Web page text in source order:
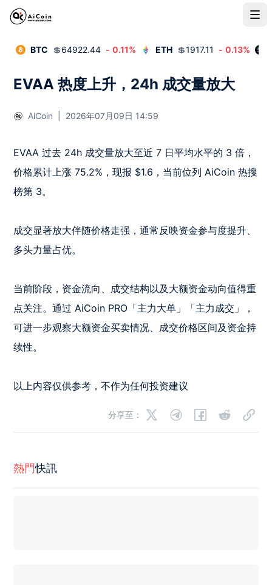
BTC 💲64922.44 - 0.11% ETH 💲1917.11 - 0.13%
EVAA 热度上升，24h 成交量放大
AiCoin 2026年07月09日 14:59
EVAA 过去 24h 成交量放大至近 7 日平均水平的 3 倍，
价格累计上涨 75.2%，现报 $1.6，当前位列 AiCoin 热搜
榜第 3。
成交显著放大伴随价格走强，通常反映资金参与度提升、
多头力量占优。
当前阶段，资金流向、成交结构以及大额资金动向值得重
点关注。通过 AiCoin PRO「主力大单」「主力成交」，
可进一步观察大额资金买卖情况、成交价格区间及资金持
续性。
以上内容仅供参考，不作为任何投资建议
分享至：
熱門快訊